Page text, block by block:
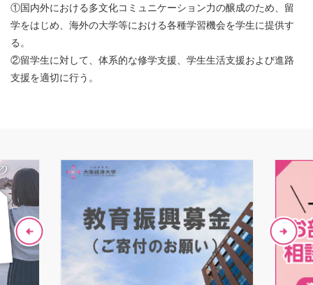
①国内外における多文化コミュニケーション力の醸成のため、留
学をはじめ、海外の大学等における各種学習機会を学生に提供す
る。
②留学生に対して、体系的な修学支援、学生生活支援および進路
支援を適切に行う。